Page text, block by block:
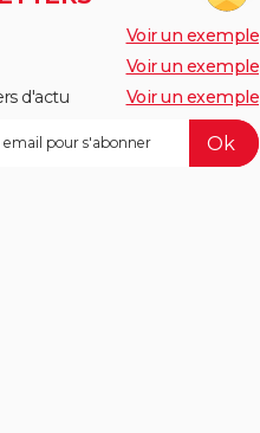
Voir un exemple
Voir un exemple
d'actu
Voir un exemple